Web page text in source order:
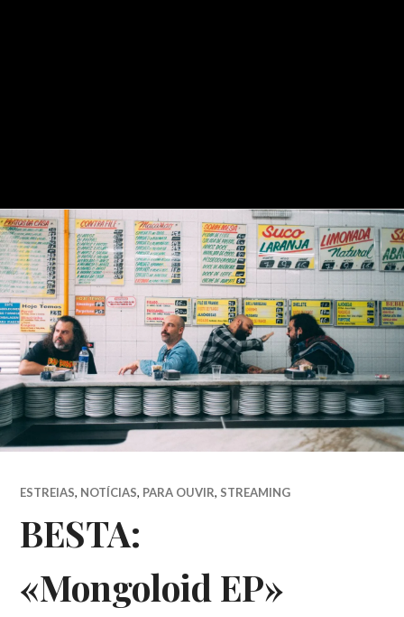
ESTREIAS, NOTÍCIAS, PARA OUVIR, STREAMING
BESTA:
«Mongoloid EP»